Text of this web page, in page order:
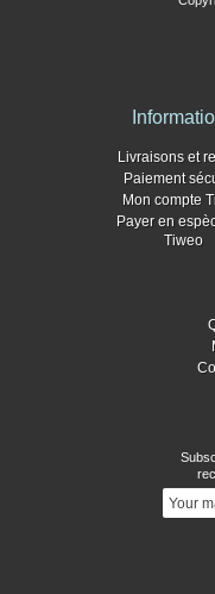
Livraisons et
Paiement
Mon compte
Payer en
Tiweo